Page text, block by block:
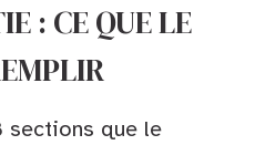
: CE QUE LE
sections que le